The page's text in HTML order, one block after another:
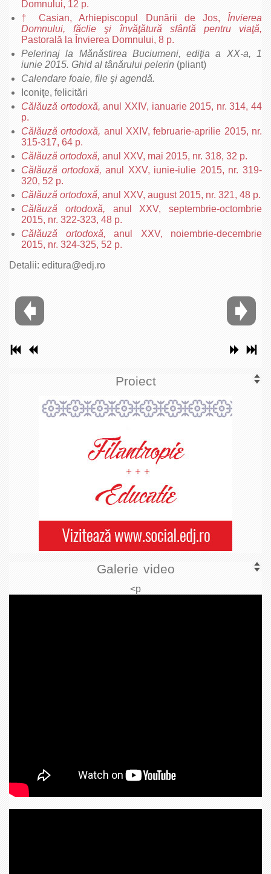
Domnului, 12 p.
† Casian, Arhiepiscopul Dunării de Jos, Învierea
Domnului, făclie şi învăţătură sfântă pentru viaţă,
Pastorală la Învierea Domnului, 8 p.
Pelerinaj la Mănăstirea Buciumeni, ediţia a XX-a, 1
iunie 2015. Ghid al tânărului pelerin (pliant)
Calendare foaie, file şi agendă.
Iconiţe, felicitări
Călăuză ortodoxă, anul XXIV, ianuarie 2015, nr. 314, 44
p.
Călăuză ortodoxă, anul XXIV, februarie-aprilie 2015, nr.
315-317, 64 p.
Călăuză ortodoxă, anul XXV, mai 2015, nr. 318, 32 p.
Călăuză ortodoxă, anul XXV, iunie-iulie 2015, nr. 319-
320, 52 p.
Călăuză ortodoxă, anul XXV, august 2015, nr. 321, 48 p.
Călăuză ortodoxă, anul XXV, septembrie-octombrie
2015, nr. 322-323, 48 p.
Călăuză ortodoxă, anul XXV, noiembrie-decembrie
2015, nr. 324-325, 52 p.
Detalii: editura@edj.ro
Proiect
Galerie video
<p